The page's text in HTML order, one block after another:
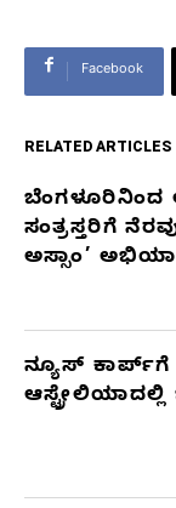
Facebook
RELATED ARTICLES
RELATED
ARTICLES
ಬೆಂಗಳೂರಿನಿಂದ
ಸಂತ್ರಸ್ತರಿಗೆ
ಅಸ್ಸಾಂ’
ನ್ಯೂಸ್